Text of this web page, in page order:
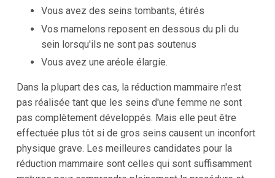
Vous avez des seins tombants, étirés
Vos mamelons reposent en dessous du pli du
sein lorsqu'ils ne sont pas soutenus
Vous avez une aréole élargie.
Dans la plupart des cas, la réduction mammaire n'est
pas réalisée tant que les seins d'une femme ne sont
pas complètement développés. Mais elle peut être
effectuée plus tôt si de gros seins causent un inconfort
physique grave. Les meilleures candidates pour la
réduction mammaire sont celles qui sont suffisamment